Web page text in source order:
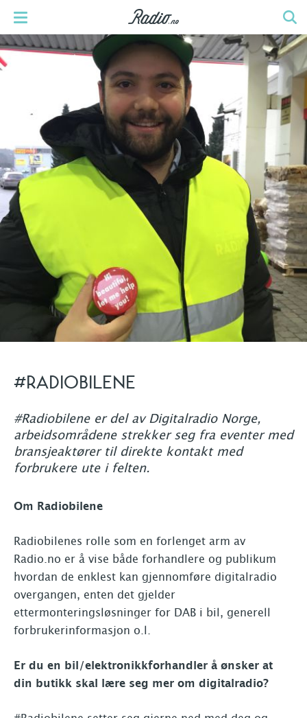
#RADIOBILENE
#Radiobilene er del av Digitalradio Norge,
arbeidsområdene strekker seg fra eventer med
bransjeaktører til direkte kontakt med
forbrukere ute i felten.
Om Radiobilene
Radiobilenes rolle som en forlenget arm av
Radio.no er å vise både forhandlere og publikum
hvordan de enklest kan gjennomføre digitalradio
overgangen, enten det gjelder
ettermonteringsløsninger for DAB i bil, generell
forbrukerinformasjon o.l.
Er du en bil/elektronikkforhandler å ønsker at
din butikk skal lære seg mer om digitalradio?